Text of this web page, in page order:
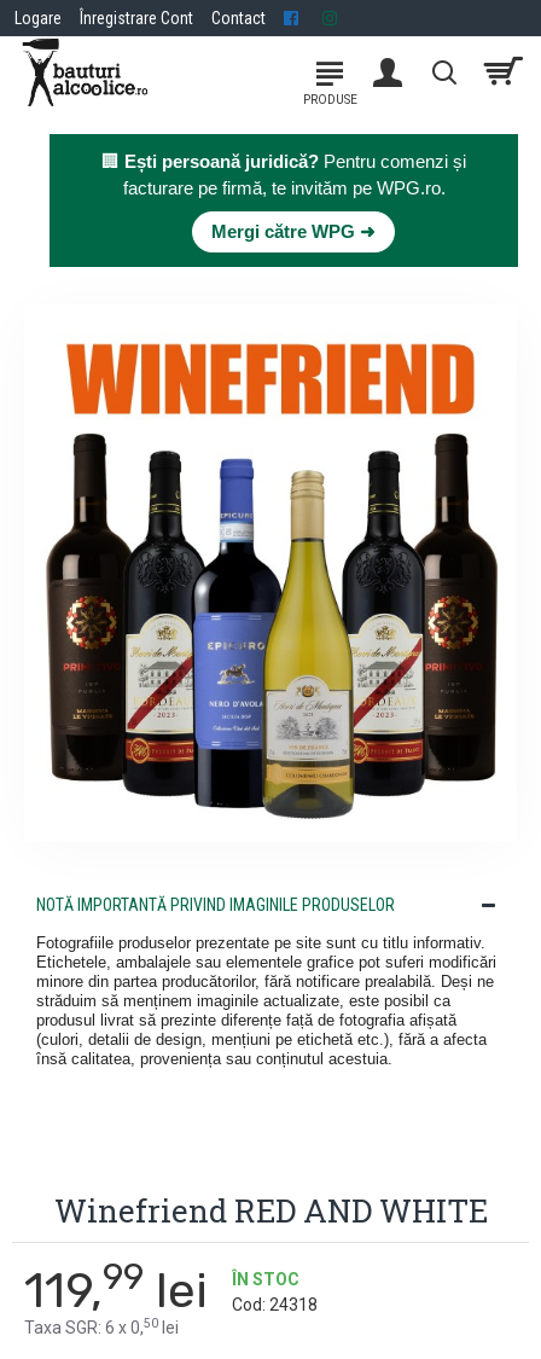
Logare Înregistrare Cont Contact
🏢 Ești persoană juridică? Pentru comenzi și
facturare pe firmă, te invităm pe WPG.ro.
Mergi către WPG ➜
NOTĂ IMPORTANTĂ PRIVIND IMAGINILE PRODUSELOR
Fotografiile produselor prezentate pe site sunt cu titlu informativ.
Etichetele, ambalajele sau elementele grafice pot suferi modificări
minore din partea producătorilor, fără notificare prealabilă. Deși ne
străduim să menținem imaginile actualizate, este posibil ca
produsul livrat să prezinte diferențe față de fotografia afișată
(culori, detalii de design, mențiuni pe etichetă etc.), fără a afecta
însă calitatea, proveniența sau conținutul acestuia.
Winefriend RED AND WHITE
119,99 lei
Taxa SGR: 6 x 0,50 lei
ÎN STOC
Cod: 24318